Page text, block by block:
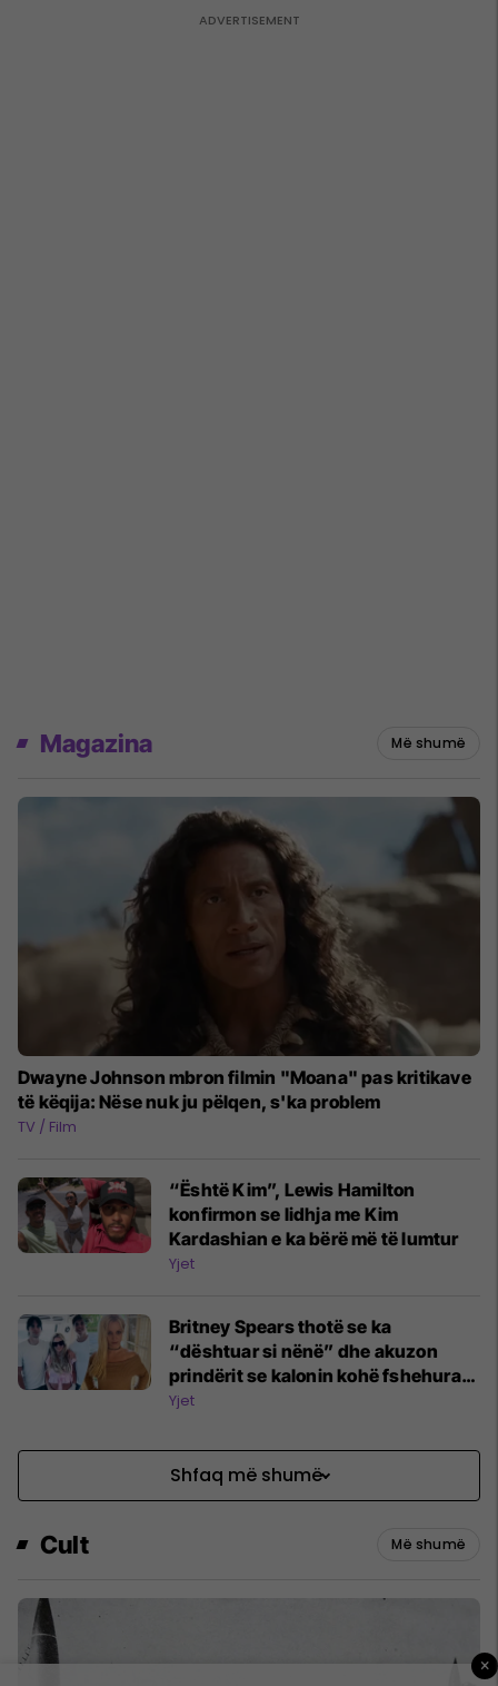
Magazina Më shumë
Dwayne Johnson mbron filmin "Moana" pas kritikave
të këqija: Nëse nuk ju pëlqen, s'ka problem
TV / Film
“Është Kim”, Lewis Hamilton
konfirmon se lidhja me Kim
Kardashian e ka bërë më të lumtur
Yjet
Britney Spears thotë se ka
“dështuar si nënë” dhe akuzon
prindërit se kalonin kohë fshehurazi
me djemtë e saj
Yjet
Shfaq më shumë
Cult Më shumë
×